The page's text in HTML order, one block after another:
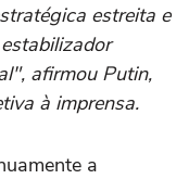
estreita e
afirmou Putin,
à imprensa.
a